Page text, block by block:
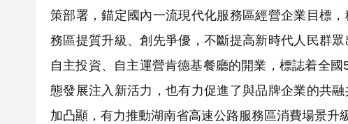
策部署，錨定國內一流現代化服務區經營企業目標
務區提質升級、創先爭優，不斷提高新時代人民群
自主投資、自主運營肯德基餐廳的開業，標誌着全
態發展注入新活力，也有力促進了與品牌企業的共
加凸顯，有力推動湖南省高速公路服務區消費場景升